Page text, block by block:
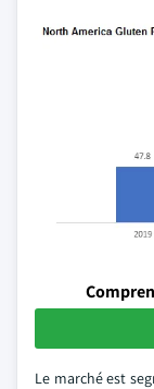
Le marché est